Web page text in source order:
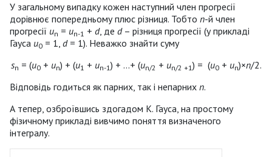
У загальному випадку кожен наступний член прогресії
дорівнює попередньому плюс різниця. Тобто n-й член
прогресії un = un-1 + d, де d– різниця прогресії (у прикладі
Гауса u0 = 1, d= 1). Неважко знайти суму
sn = (u0+ un) + (u1 + un-1) + …+ (un/2 + un/2 +1) = (u0+ un)×n/2.
Відповідь годиться як парних, так і непарних n.
А тепер, озброївшись здогадом К. Гауса, на простому
фізичному прикладі вивчимо поняття визначеного
інтегралу.